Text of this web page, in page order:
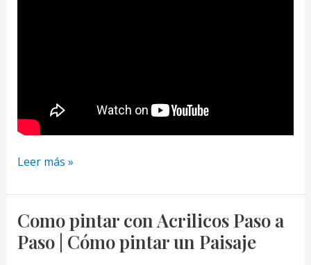
Como
un
Paisaje
Abstracto
Paso
Leer más »
Como pintar con Acrilicos Paso a
Paso | Cómo pintar un Paisaje